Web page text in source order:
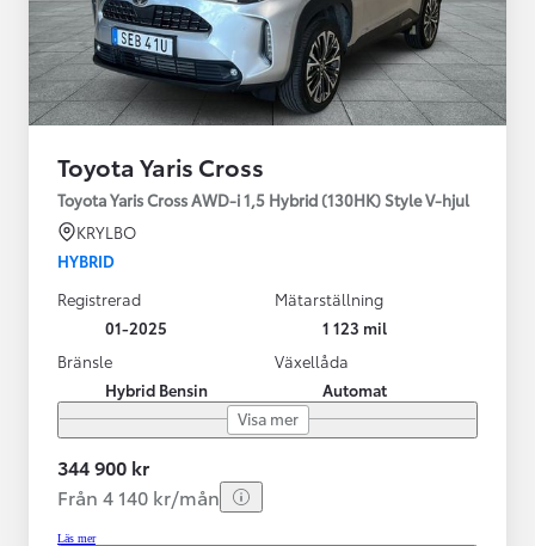
Toyota Yaris Cross
Toyota Yaris Cross AWD-i 1,5 Hybrid (130HK) Style V-hjul
KRYLBO
HYBRID
Registrerad
01-2025
Mätarställning
1 123 mil
Bränsle
Hybrid Bensin
Växellåda
Automat
Visa mer
344 900 kr
Från 4 140 kr/mån
Läs mer